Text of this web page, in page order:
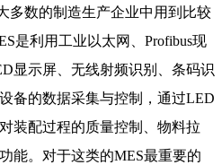
多数的制造生产企业中用到比较
是利用工业以太网、Profibus现
显示屏、无线射频识别、条码识
备的数据采集与控制，通过LED
装配过程的质量控制、物料拉
能。对于这类的MES最重要的